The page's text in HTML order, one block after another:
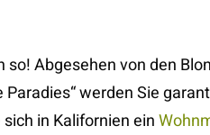
Abgesehen von den
werden Sie
in Kalifornien ein